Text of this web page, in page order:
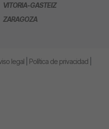
VITORIA-GASTEIZ
ZARAGOZA
legal Política de privacidad